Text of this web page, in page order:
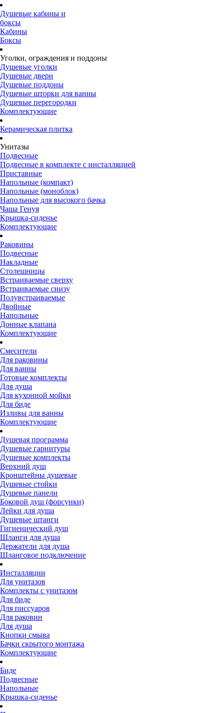
Душевые кабины и
боксы
Кабины
Боксы
Уголки, ограждения и поддоны
Душевые уголки
Душевые двери
Душевые поддоны
Душевые шторки для ванны
Душевые перегородки
Комплектующие
Керамическая плитка
Унитазы
Подвесные
Подвесные в комплекте с инсталляцией
Приставные
Напольные (компакт)
Напольные (моноблок)
Напольные для высокого бачка
Чаша Генуя
Крышка-сиденье
Комплектующие
Раковины
Подвесные
Накладные
Столешницы
Встраиваемые сверху
Встраиваемые снизу
Полувстраиваемые
Двойные
Напольные
Донные клапана
Комплектующие
Смесители
Для раковины
Для ванны
Готовые комплекты
Для душа
Для кухонной мойки
Для биде
Изливы для ванны
Комплектующие
Душевая программа
Душевые гарнитуры
Душевые комплекты
Верхний душ
Кронштейны душевые
Душевые стойки
Душевые панели
Боковой душ (форсунки)
Лейки для душа
Душевые штанги
Гигиенический душ
Шланги для душа
Держатели для душа
Шланговое подключение
Инсталляции
Для унитазов
Комплекты с унитазом
Для биде
Для писсуаров
Для раковин
Для душа
Кнопки смыва
Бачки скрытого монтажа
Комплектующие
Биде
Подвесные
Напольные
Крышка-сиденье